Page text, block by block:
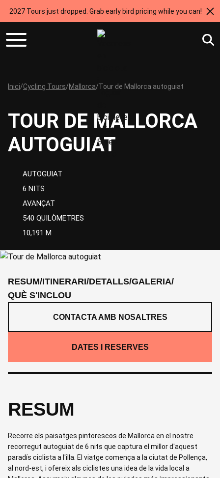
2027 Tours just dropped. Grab early bird pricing while you can!
Inici/Cycling Tours/Mallorca/Tour de Mallorca autoguiat
TOUR DE MALLORCA
AUTOGUIAT
AUTOGUIAT
6 NITS
AVANÇAT
540 QUILÒMETRES
10,191 M
RESUM/ITINERARI/DETALLS/GALERIA/
QUÈ S'INCLOU
CONTACTA AMB NOSALTRES
DATES I RESERVES
RESUM
Recorre els paisatges pintorescos de Mallorca en el nostre
recorregut autoguiat de 6 nits que captura el millor d'aquest
paradís ciclista a l'illa. El viatge comença a la ciutat de Pollença,
al nord-est, i ofereix als ciclistes una idea de la vida local a